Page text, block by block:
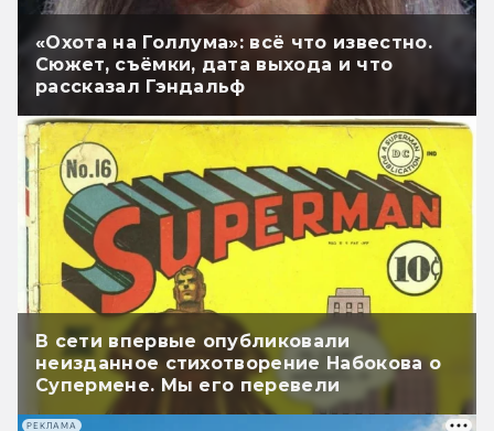
«Охота на Голлума»: всё что известно.
Сюжет, съёмки, дата выхода и что
рассказал Гэндальф
В сети впервые опубликовали
неизданное стихотворение Набокова о
Супермене. Мы его перевели
РЕКЛАМА